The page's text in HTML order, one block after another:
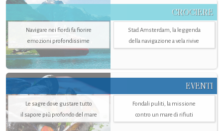
CROCIERE
Navigare nei fiordi fa fiorire
emozioni profondissime
Stad Amsterdam, la leggenda
della navigazione a vela rivive
EVENTI
Le sagre dove gustare tutto
il sapore più profondo del mare
Fondali puliti, la missione
contro un mare di rifiuti